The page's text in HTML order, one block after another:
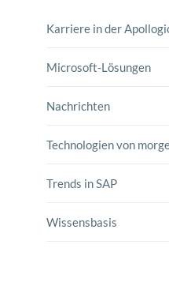
Karriere in der
Microsoft-Lösungen
Nachrichten
Technologien von
Trends in SAP
Wissensbasis